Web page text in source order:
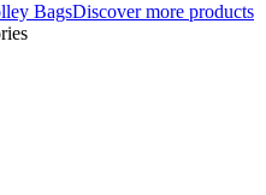
BagsDiscover more products